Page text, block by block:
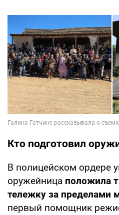
Кто подготовил
В полицейском ордере
оружейница положила
тележку за пределами
первый помощник